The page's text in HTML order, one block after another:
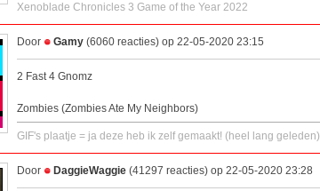
Xenoblade Chronicles 3 Game of the Year 2022
Door Gamy (6060 reacties) op 22-05-2020 23:15
2 Fast 4 Gnomz
Zombies (Zombies Ate My Neighbors)
GIF's plaatje = ja deze heb ik zelf gemaakt! (heel lang geleden)
Door DaggieWaggie (41297 reacties) op 22-05-2020 23:28